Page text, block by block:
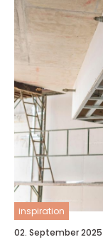
inspiration
02. September 2025